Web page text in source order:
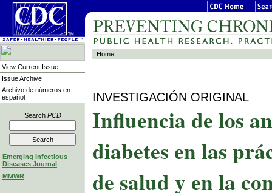
View Current Issue
Issue Archive
Archivo de números en
español
Search PCD
Emerging Infectious
Diseases Journal
MMWR
Home
INVESTIGACIÓN ORIGINAL
Influencia de los
diabetes en las
de salud y en la